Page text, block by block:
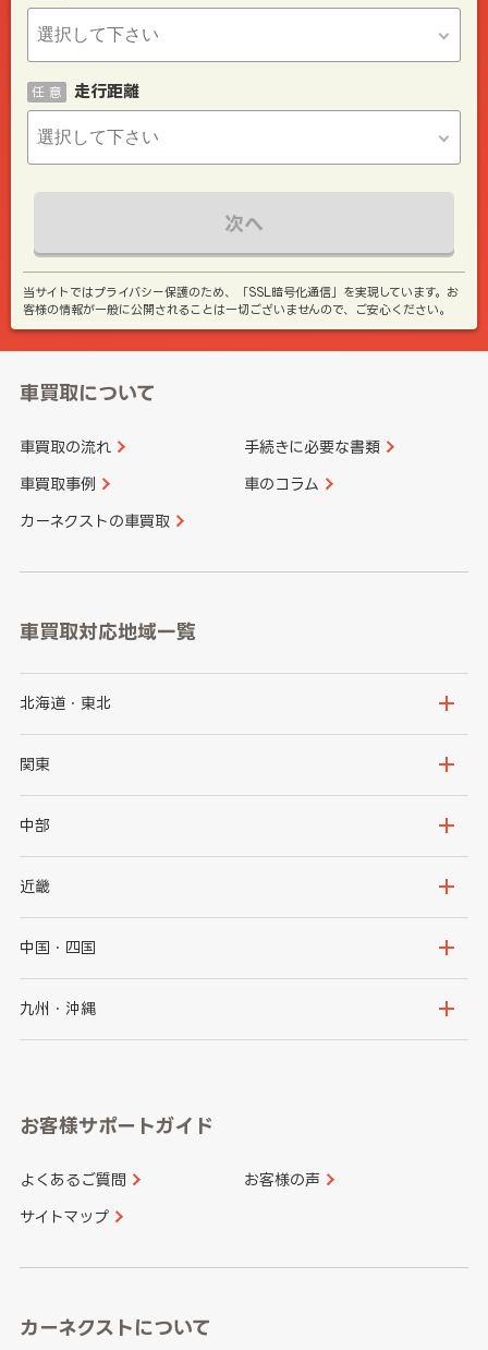
走行距離
任 意
次へ
当サイトではプライバシー保護のため、「SSL暗号化通信」を実現しています。お
客様の情報が一般に公開されることは一切ございませんので、ご安心ください。
車買取について
車買取の流れ 手続きに必要な書類
車買取事例 車のコラム
カーネクストの車買取
車買取対応地域一覧
北海道・東北
北海道
岩手県
秋田県
関東
茨城県
群馬県
千葉県
中部
新潟県
石川県
山梨県
愛知県
近畿
大阪府
京都府
和歌山県
中国・四国
鳥取県
山口県
香川県 愛媛県
九州・沖縄
長崎県
大分県 宮崎県
お客様サポートガイド
よくあるご質問 お客様の声
サイトマップ
カーネクストについて